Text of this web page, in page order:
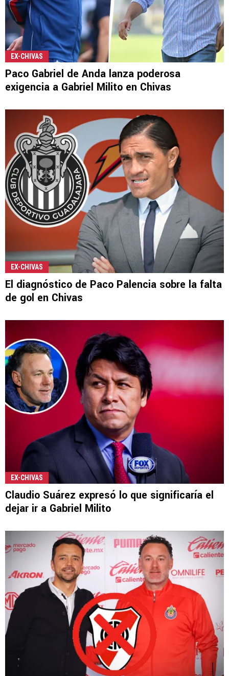
EX-CHIVAS
Paco Gabriel de Anda lanza poderosa
exigencia a Gabriel Milito en Chivas
EX-CHIVAS
El diagnóstico de Paco Palencia sobre la falta
de gol en Chivas
EX-CHIVAS
Claudio Suárez expresó lo que significaría el
dejar ir a Gabriel Milito